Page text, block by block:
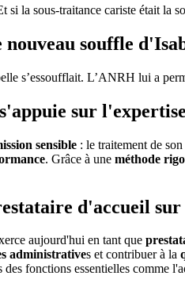
si la sous-traitance cariste était
souffle
s’essoufflait. L’ANRH lui a
sur
sensible : le traitement de
. Grâce à une méthode
d'accueil
aujourd'hui en tant que
administratives et contribuer à la
des fonctions essentielles comme